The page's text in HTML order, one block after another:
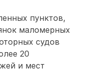
пунктов,
маломерных
судов
20
и мест